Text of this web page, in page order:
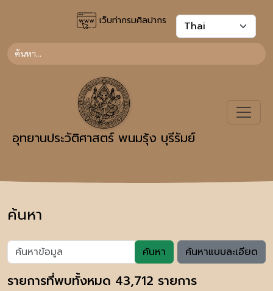
เว็บท่ากรมศิลปากร
อุทยานประวัติศาสตร์ พนมรุ้ง บุรีรัมย์
ค้นหา
ค้นหา ค้นหาแบบละเอียด
รายการที่พบทั้งหมด 43,712 รายการ